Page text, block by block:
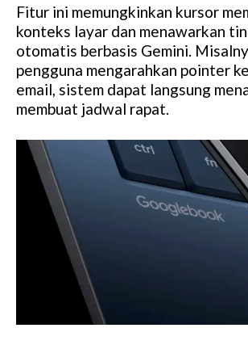
Fitur ini memungkinkan kursor
konteks layar dan menawarkan
otomatis berbasis Gemini.
pengguna mengarahkan pointer
email, sistem dapat langsung
membuat jadwal rapat.